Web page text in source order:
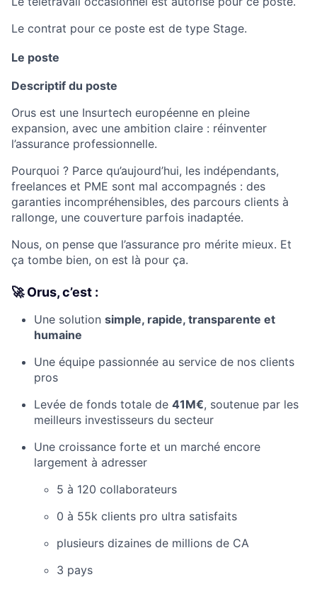
Le contrat pour ce poste est de type Stage.
Le poste
Descriptif du poste
Orus est une Insurtech européenne en pleine
expansion, avec une ambition claire : réinventer
l’assurance professionnelle.
Pourquoi ? Parce qu’aujourd’hui, les indépendants,
freelances et PME sont mal accompagnés : des
garanties incompréhensibles, des parcours clients à
rallonge, une couverture parfois inadaptée.
Nous, on pense que l’assurance pro mérite mieux. Et
ça tombe bien, on est là pour ça.
🚀 Orus, c’est :
Une solution simple, rapide, transparente et
humaine
Une équipe passionnée au service de nos clients
pros
Levée de fonds totale de 41M€, soutenue par les
meilleurs investisseurs du secteur
Une croissance forte et un marché encore
largement à adresser
5 à 120 collaborateurs
0 à 55k clients pro ultra satisfaits
plusieurs dizaines de millions de CA
3 pays